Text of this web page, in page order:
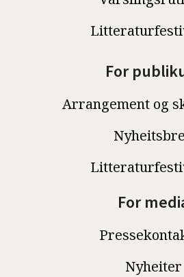
For
Arrangement og
For
Nyheiter